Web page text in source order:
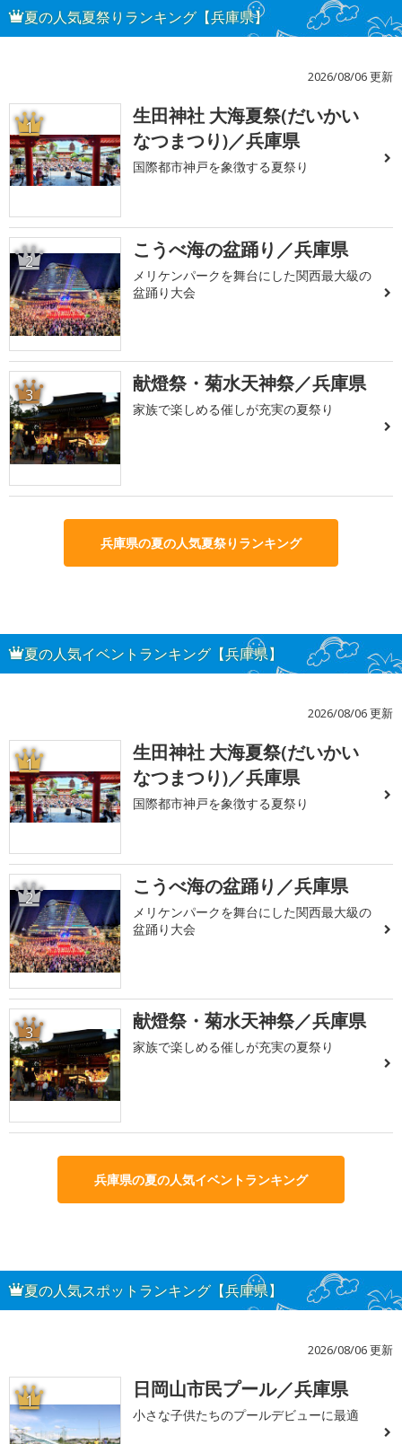
夏の人気夏祭りランキング【兵庫県】
2026/08/06 更新
1
生田神社 大海夏祭(だいかい
なつまつり)／兵庫県
国際都市神戸を象徴する夏祭り
2 こうべ海の盆踊り／兵庫県
メリケンパークを舞台にした関西最大級の
盆踊り大会
3 献燈祭・菊水天神祭／兵庫県
家族で楽しめる催しが充実の夏祭り
兵庫県の夏の人気夏祭りランキング
夏の人気イベントランキング【兵庫県】
2026/08/06 更新
1
生田神社 大海夏祭(だいかい
なつまつり)／兵庫県
国際都市神戸を象徴する夏祭り
2 こうべ海の盆踊り／兵庫県
メリケンパークを舞台にした関西最大級の
盆踊り大会
3 献燈祭・菊水天神祭／兵庫県
家族で楽しめる催しが充実の夏祭り
兵庫県の夏の人気イベントランキング
夏の人気スポットランキング【兵庫県】
2026/08/06 更新
1 日岡山市民プール／兵庫県
小さな子供たちのプールデビューに最適